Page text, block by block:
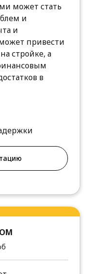
может стать
и
и
привести
стройке, а
в